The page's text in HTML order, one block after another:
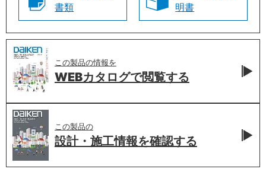
書類
明書
この製品の情報を
WEBカタログで閲覧する
この製品の
設計・施工情報を確認する